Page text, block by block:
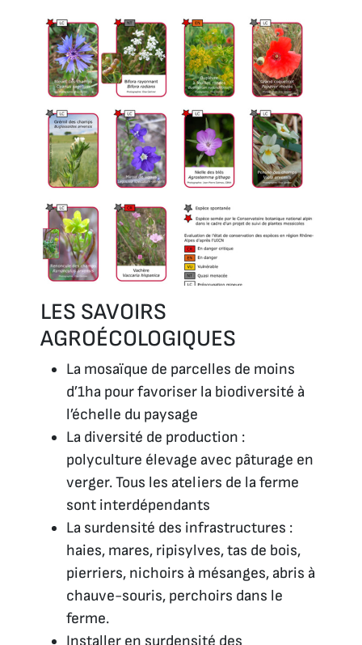
LES SAVOIRS
AGROÉCOLOGIQUES
La mosaïque de parcelles de moins
d’1ha pour favoriser la biodiversité à
l’échelle du paysage
La diversité de production :
polyculture élevage avec pâturage en
verger. Tous les ateliers de la ferme
sont interdépendants
La surdensité des infrastructures :
haies, mares, ripisylves, tas de bois,
pierriers, nichoirs à mésanges, abris à
chauve-souris, perchoirs dans le
ferme.